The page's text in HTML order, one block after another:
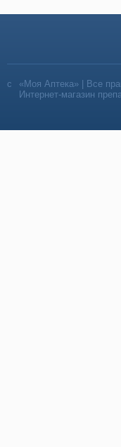
«Моя Аптека» | Все
Интернет-магазин